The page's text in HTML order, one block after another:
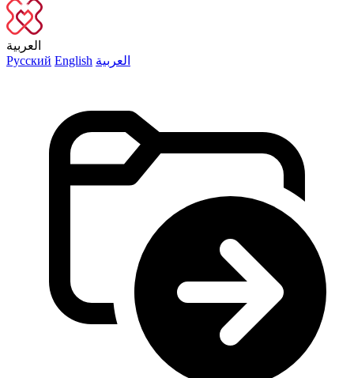
العربية
Русский English العربية